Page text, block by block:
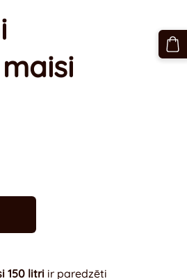
150 litriir paredzēti